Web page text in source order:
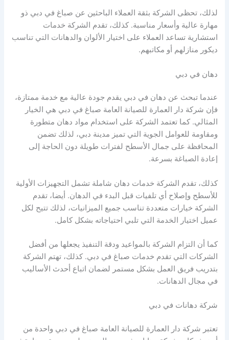
لذلك، تحظى الشركة بثقة العملاء الباحثين عن صباغ في دبي ذو
مهارة عالية وأسعار مناسبة. كذلك، تقدم الشركة خدمات
استشارية تساعد العملاء على اختيار الألوان والدهانات التي تناسب
ديكور منازلهم أو مكاتبهم.
دهان في دبي
عندما تبحث عن دهان في دبي يقدم جودة عالية مع خدمة ممتازة،
فإن شركة دار العمارة للصيانة العامة صباغ في دبي هي الخيار
المثالي. كما تعتمد الشركة على استخدام مواد دهان متطورة
ومقاومة للعوامل الجوية التي تميز مدينة دبي، لذلك تضمن
المحافظة على جمال الأسطح لفترات طويلة دون الحاجة إلى
إعادة الصباغة بسرعة.
كذلك، تقدم الشركة خدمات دهان شاملة تشمل التجهيزات الأولية
للأسطح وإصلاح أي تلفيات قبل البدء في الدهان. أيضا، تقدم
الشركة خيارات متعددة تناسب جميع الميزانيات، لذلك تتيح لكل
عميل اختيار الخدمة التي تلبي احتياجاته بشكل كامل.
كما أن التزام الشركة بالمواعيد ودقة التنفيذ يجعلها من أفضل
الشركات التي تقدم خدمات صباغ في دبي. كذلك، تهتم الشركة
بتدريب فريق العمل بشكل مستمر لضمان اتباع أحدث الأساليب
في مجال الدهانات.
شركة دهانات في دبي
تعتبر شركة دار العمارة للصيانة العامة صباغ في دبي واحدة من